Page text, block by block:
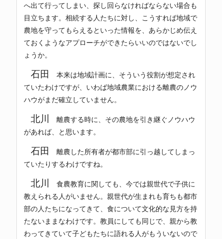
へ出て行ってしまい、探し回らなければならない場合も
目立ちます。相続する人たちに対し、こうすれば地域で
農地を守ってもらえるといった情報を、あらかじめ伝え
ておくようなアプローチができたらいいのではないでし
ょうか。
石田
本来は地域計画に、そういう役割が想定され
ていたわけですが、いわば地域農業における離農のノウ
ハウがまだ確立していません。
北川
離農する時に、その農地を引き継ぐノウハウ
があれば、と思います。
石田
離農した所有者が都市部に引っ越してしまっ
ていたりするわけですね。
北川
食農教育に関しても、今では親世代で子供に
教えられる人がいません。親世代が生まれも育ちも都市
部の人たちになってきて、食について文化的な見方を持
たないままなわけです。教員にしても同じで、親から教
わってきていて子どもたちに語れる人がもういないので